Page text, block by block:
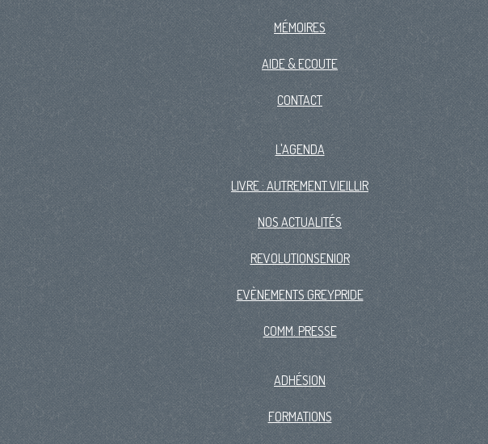
MÉMOIRES
AIDE & ECOUTE
CONTACT
L'AGENDA
LIVRE : AUTREMENT VIEILLIR
NOS ACTUALITÉS
REVOLUTIONSENIOR
EVÈNEMENTS GREYPRIDE
COMM. PRESSE
ADHÉSION
FORMATIONS